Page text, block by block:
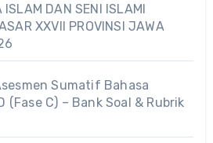
ISLAM DAN SENI ISLAMI
XXVII PROVINSI JAWA
Sumatif Bahasa
(Fase C) – Bank Soal & Rubrik